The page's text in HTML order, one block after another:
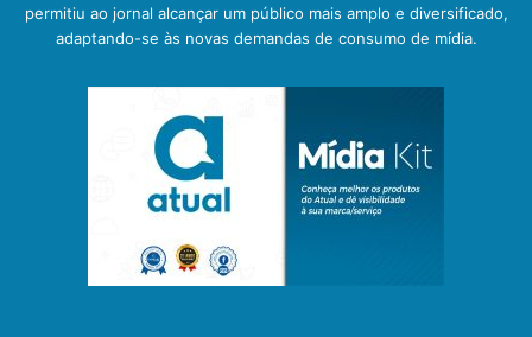
permitiu ao jornal alcançar um público mais amplo e diversificado,
adaptando-se às novas demandas de consumo de mídia.